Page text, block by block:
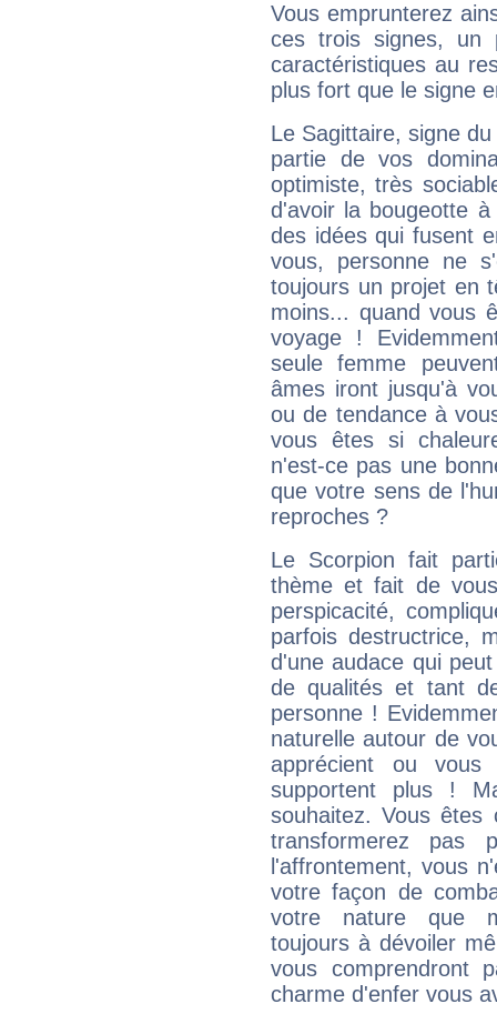
Vous emprunterez
ces trois signes, un
caractéristiques au
plus fort que le signe
Le Sagittaire, signe
partie de vos
optimiste, très
d'avoir la bougeotte
des idées qui fusent
vous, personne ne
toujours un projet en
moins... quand vous
voyage !
seule femme
âmes iront jusqu'à
ou de tendance à
vous êtes si
n'est-ce pas une
que votre sens de
reproches ?
Le Scorpion fait
thème et fait de
perspicacité,
parfois destructrice,
d'une audace qui
de qualités et tant
personne !
naturelle autour de
apprécient ou
supportent plus !
souhaitez. Vous
transformerez pas
l'affrontement, vous
votre façon de
votre nature que
toujours à dévoiler
vous comprendront
charme d'enfer vous